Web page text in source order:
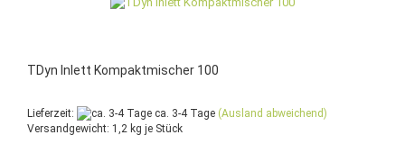
TDyn Inlett Kompaktmischer 100
Lieferzeit: ca. 3-4 Tage (Ausland abweichend)
Versandgewicht: 1,2 kg je Stück